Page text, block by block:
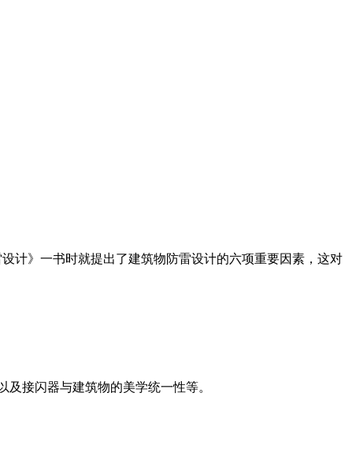
计》一书时就提出了建筑物防雷设计的六项重要因素，这对
接闪器与建筑物的美学统一性等。